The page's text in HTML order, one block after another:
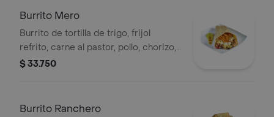
Burrito Mero
Burrito de tortilla de trigo, frijol
refrito, carne al pastor, pollo, chorizo,
pico de gallo, queso mozzarella, salsa
$ 33.750
Burrito Ranchero